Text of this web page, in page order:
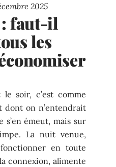
2025
faut-il
les
soir, c’est comme
dont on n’entendrait
s’en émeut, mais sur
La nuit venue,
en toute
connexion, alimente